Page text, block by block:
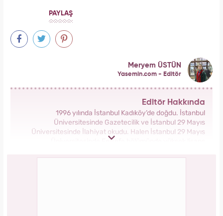
PAYLAŞ
Meryem ÜSTÜN
Yasemin.com - Editör
Editör Hakkında
1996 yılında İstanbul Kadıköy’de doğdu. İstanbul
Üniversitesinde Gazetecilik ve İstanbul 29 Mayıs
Üniversitesinde İlahiyat okudu. Halen İstanbul 29 Mayıs
Üniversitesinde Felsefe bölümünde yüksek lisans
bünyesinde yer alan Yasemin.com kadın sitesinde İçerik